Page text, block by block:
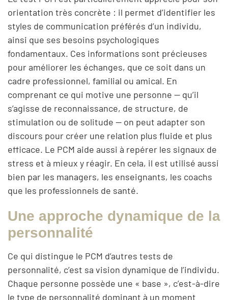
orientation très concrète : il permet d’identifier les
styles de communication préférés d’un individu,
ainsi que ses besoins psychologiques
fondamentaux. Ces informations sont précieuses
pour améliorer les échanges, que ce soit dans un
cadre professionnel, familial ou amical. En
comprenant ce qui motive une personne — qu’il
s’agisse de reconnaissance, de structure, de
stimulation ou de solitude — on peut adapter son
discours pour créer une relation plus fluide et plus
efficace. Le PCM aide aussi à repérer les signaux de
stress et à mieux y réagir. En cela, il est utilisé aussi
bien par les managers, les enseignants, les coachs
que les professionnels de santé.
Une approche dynamique de la
personnalité
Ce qui distingue le PCM d’autres tests de
personnalité, c’est sa vision dynamique de l’individu.
Chaque personne possède une « base », c’est-à-dire
le type de personnalité dominant à un moment